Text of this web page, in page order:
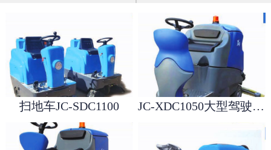
扫地车JC-SDC1100 JC-XDC1050大型驾驶洗地机